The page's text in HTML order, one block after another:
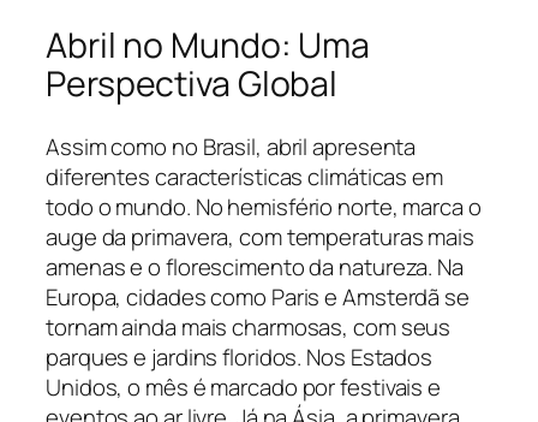
Abril no Mundo: Uma
Perspectiva Global
Assim como no Brasil, abril apresenta
diferentes características climáticas em
todo o mundo. No hemisfério norte, marca o
auge da primavera, com temperaturas mais
amenas e o florescimento da natureza. Na
Europa, cidades como Paris e Amsterdã se
tornam ainda mais charmosas, com seus
parques e jardins floridos. Nos Estados
Unidos, o mês é marcado por festivais e